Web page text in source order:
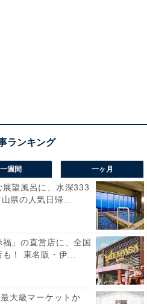
一週間 一ヶ月
望風呂に、水深333
県の人気日帰...
福」の直営店に、全国
！ 東名阪・伊...
大級マーケットか